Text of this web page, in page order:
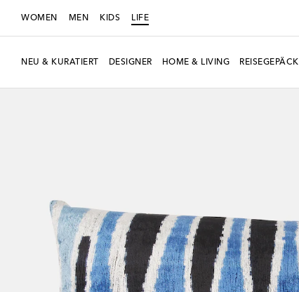
WOMEN MEN KIDS LIFE
NEU & KURATIERT DESIGNER HOME & LIVING REISEGEPÄCK